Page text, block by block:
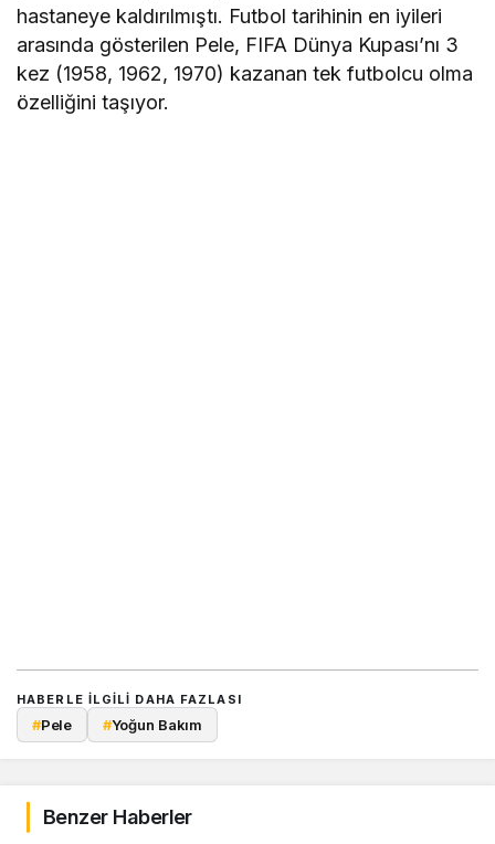
hastaneye kaldırılmıştı. Futbol tarihinin en iyileri
arasında gösterilen Pele, FIFA Dünya Kupası’nı 3
kez (1958, 1962, 1970) kazanan tek futbolcu olma
özelliğini taşıyor.
HABERLE ILGILI DAHA FAZLASI
#Pele #Yoğun Bakım
Benzer Haberler